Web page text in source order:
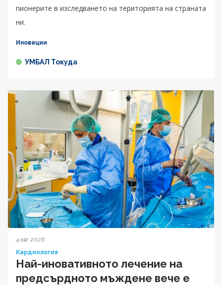
пионерите в изследването на територията на страната
ни.
Иновации
УМБАЛ Токуда
4 авг 2026
Кардиология
Най-иновативното лечение на
предсърдното мъждене вече е